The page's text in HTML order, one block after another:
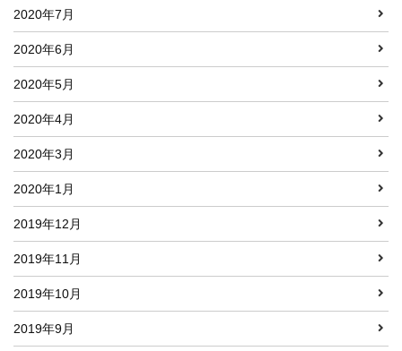
2020年7月
2020年6月
2020年5月
2020年4月
2020年3月
2020年1月
2019年12月
2019年11月
2019年10月
2019年9月